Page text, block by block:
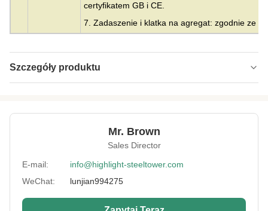
certyfikatem GB i CE.
7. Zadaszenie i klatka na agregat: zgodnie ze
Szczegóły produktu
Height: 0-300m
pojedynczy monopol
Certification: SGS, CE, ISO
Warranty: 15 lat
Surface
HDG lub malowanie
Mr. Brown
Sales Director
E-mail:
info@highlight-steeltower.com
WeChat:
lunjian994275